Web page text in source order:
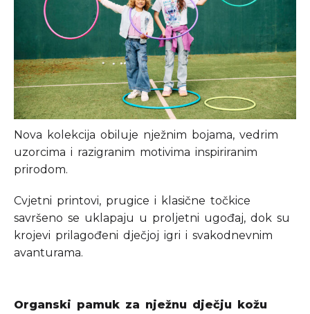
Nova kolekcija obiluje nježnim bojama, vedrim
uzorcima i razigranim motivima inspiriranim
prirodom.
Cvjetni printovi, prugice i klasične točkice
savršeno se uklapaju u proljetni ugođaj, dok su
krojevi prilagođeni dječjoj igri i svakodnevnim
avanturama.
Organski pamuk za nježnu dječju kožu